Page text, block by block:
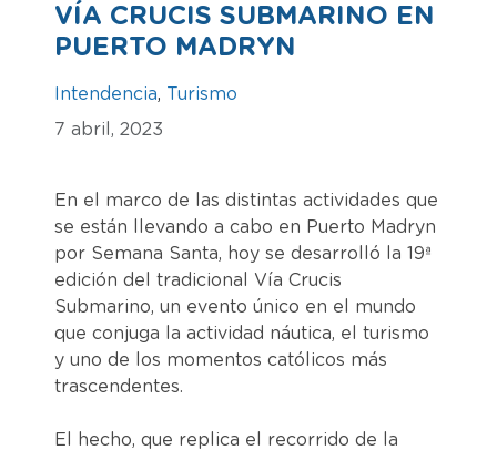
VÍA CRUCIS SUBMARINO EN
PUERTO MADRYN
Intendencia, Turismo
7 abril, 2023
En el marco de las distintas actividades que
se están llevando a cabo en Puerto Madryn
por Semana Santa, hoy se desarrolló la 19ª
edición del tradicional Vía Crucis
Submarino, un evento único en el mundo
que conjuga la actividad náutica, el turismo
y uno de los momentos católicos más
trascendentes.
El hecho, que replica el recorrido de la